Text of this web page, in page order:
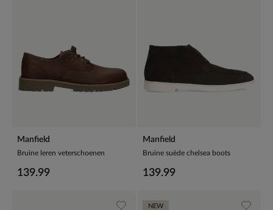
Manfield
Bruine leren veterschoenen
139.99
Manfield
Bruine suède chelsea boots
139.99
NEW